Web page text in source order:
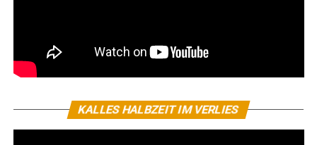
KALLES HALBZEIT IM VERLIES